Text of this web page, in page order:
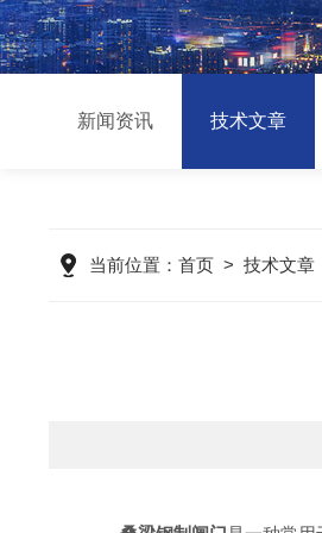
新闻资讯 技术文章
当前位置： 首页> 技术文章